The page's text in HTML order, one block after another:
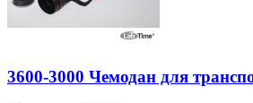
3600-3000 Чемодан для